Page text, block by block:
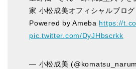
家 小松成美オフィシャルブログ
Powered by Ameba https://
pic.twitter.com/DyJHbscrkk
— 小松成美